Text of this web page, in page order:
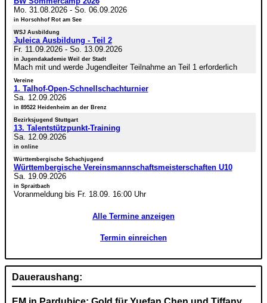
Mo. 31.08.2026- So. 06.09.2026
in Horschhof Rot am See
WSJ Ausbildung
Juleica Ausbildung - Teil 2
Fr. 11.09.2026- So. 13.09.2026
in Jugendakademie Weil der Stadt
Mach mit und werde Jugendleiter Teilnahme an Teil 1 erforderlich
Vereine
1. Talhof-Open-Schnellschachturnier
Sa. 12.09.2026
in 89522 Heidenheim an der Brenz
Bezirksjugend Stuttgart
13. Talentstützpunkt-Training
Sa. 12.09.2026
in online
Württembergische Schachjugend
Württembergische Vereinsmannschaftsmeisterschaften U10
Sa. 19.09.2026
in Spraitbach
Voranmeldung bis Fr. 18.09. 16:00 Uhr
Alle Termine anzeigen
Termin einreichen
Daueraushang: